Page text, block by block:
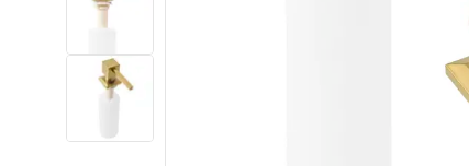
Cazi cu paravane